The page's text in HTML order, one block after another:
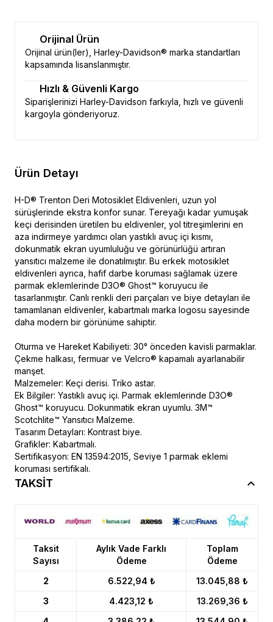
Orijinal Ürün
Orijinal ürün(ler), Harley-Davidson® marka standartları
kapsamında lisanslanmıştır.
Hızlı & Güvenli Kargo
Siparişlerinizi Harley-Davidson farkıyla, hızlı ve güvenli
kargoyla gönderiyoruz.
Ürün Detayı
H-D® Trenton Deri Motosiklet Eldivenleri, uzun yol
sürüşlerinde ekstra konfor sunar. Tereyağı kadar yumuşak
keçi derisinden üretilen bu eldivenler, yol titreşimlerini en
aza indirmeye yardımcı olan yastıklı avuç içi kısmı,
dokunmatik ekran uyumluluğu ve görünürlüğü artıran
yansıtıcı malzeme ile donatılmıştır. Bu erkek motosiklet
eldivenleri ayrıca, hafif darbe koruması sağlamak üzere
parmak eklemlerinde D3O® Ghost™ koruyucu ile
tasarlanmıştır. Canlı renkli deri parçaları ve biye detayları ile
tamamlanan eldivenler, kabartmalı marka logosu sayesinde
daha modern bir görünüme sahiptir.
Oturma ve Hareket Kabiliyeti: 30° önceden kavisli parmaklar.
Çekme halkası, fermuar ve Velcro® kapamalı ayarlanabilir
manşet.
Malzemeler: Keçi derisi. Triko astar.
Ek Bilgiler: Yastıklı avuç içi. Parmak eklemlerinde D3O®
Ghost™ koruyucu. Dokunmatik ekran uyumlu. 3M™
Scotchlite™ Yansıtıcı Malzeme.
Tasarım Detayları: Kontrast biye.
Grafikler: Kabartmalı.
Sertifikasyon: EN 13594:2015, Seviye 1 parmak eklemi
koruması sertifikalı.
TAKSİT
Taksit
Sayısı
Aylık Vade Farklı
Ödeme
Toplam
Ödeme
2
6.522,94 ₺
13.045,88 ₺
3
4.423,12 ₺
13.269,36 ₺